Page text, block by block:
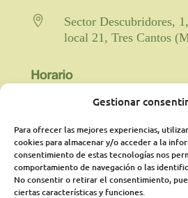
Gestionar
Para ofrecer las mejores experiencias,
cookies para almacenar y/o acceder a la
consentimiento de estas tecnologías nos
comportamiento de navegación o las
No consentir o retirar el consentimiento,
ciertas características y funciones.

Sector Descubridores,
local 21, Tres Cantos
Horario
viernes de 9:00 a 21:00
ininterrumpido.
Psicología: Lunes de
presencialmente y